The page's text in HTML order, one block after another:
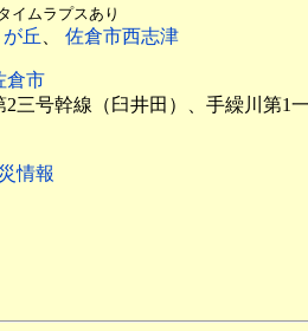
イムラプスあり
丘 、 佐倉市西志津
倉市
三号幹線（臼井田）、手繰川第1
情報